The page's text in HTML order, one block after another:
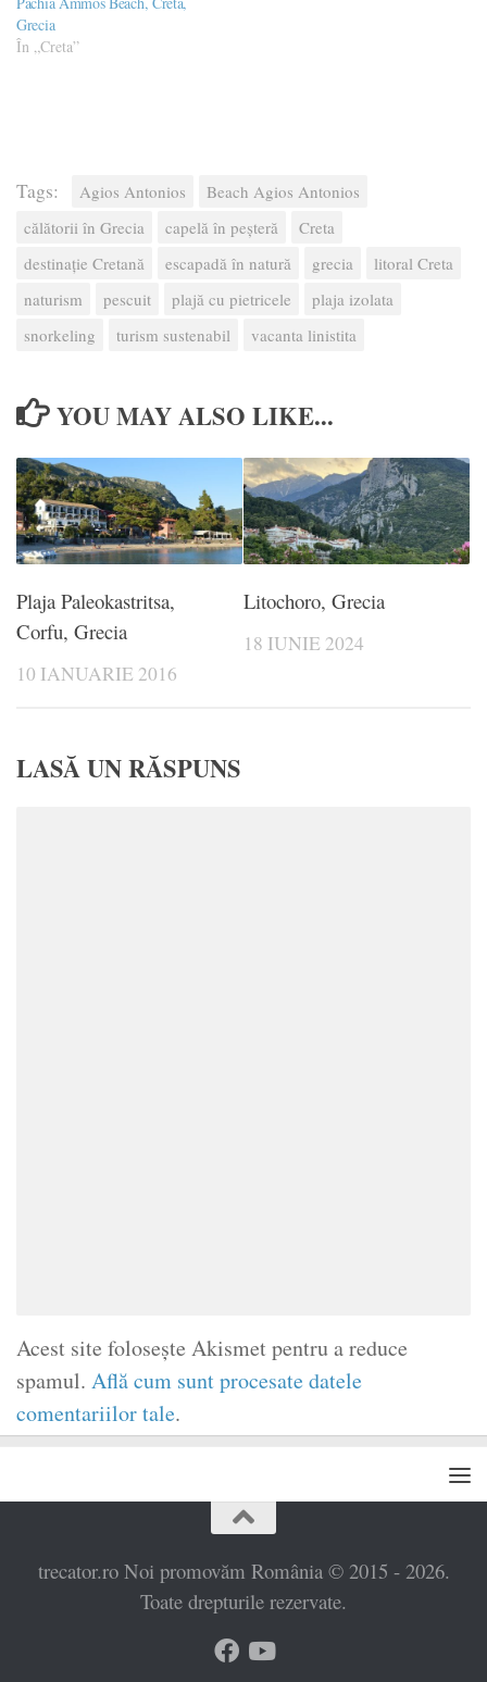
Grecia
În „Creta”
Tags: Agios Antonios
Beach Agios Antonios
călătorii în Grecia
capelă în peșteră
Creta
destinație Cretană
escapadă în natură grecia
litoral Creta
naturism
pescuit plajă cu pietricele
plaja izolata
snorkeling
turism sustenabil vacanta linistita
YOU MAY ALSO LIKE...
Plaja Paleokastritsa,
Corfu, Grecia
10 IANUARIE 2016
Litochoro, Grecia
18 IUNIE 2024
LASĂ UN RĂSPUNS
Acest site folosește Akismet pentru a reduce
spamul. Află cum sunt procesate datele
comentariilor tale.
trecator.ro Noi promovăm România © 2015 - 2026.
Toate drepturile rezervate.